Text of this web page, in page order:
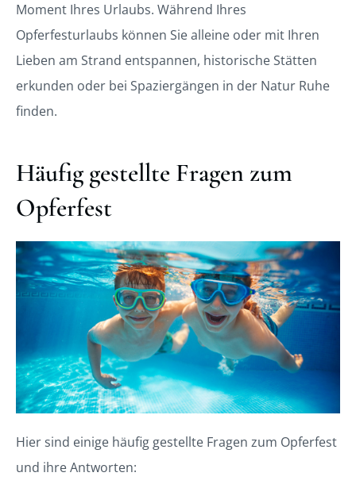
Moment Ihres Urlaubs. Während Ihres
Opferfesturlaubs können Sie alleine oder mit Ihren
Lieben am Strand entspannen, historische Stätten
erkunden oder bei Spaziergängen in der Natur Ruhe
finden.
Häufig gestellte Fragen zum
Opferfest
Hier sind einige häufig gestellte Fragen zum Opferfest
und ihre Antworten: